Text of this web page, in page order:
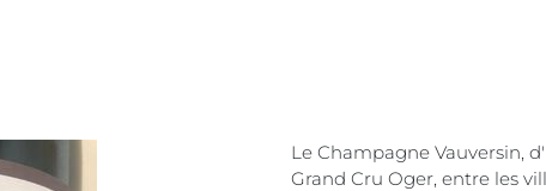
Le Champagne Vauversin,
Grand Cru Oger, entre les